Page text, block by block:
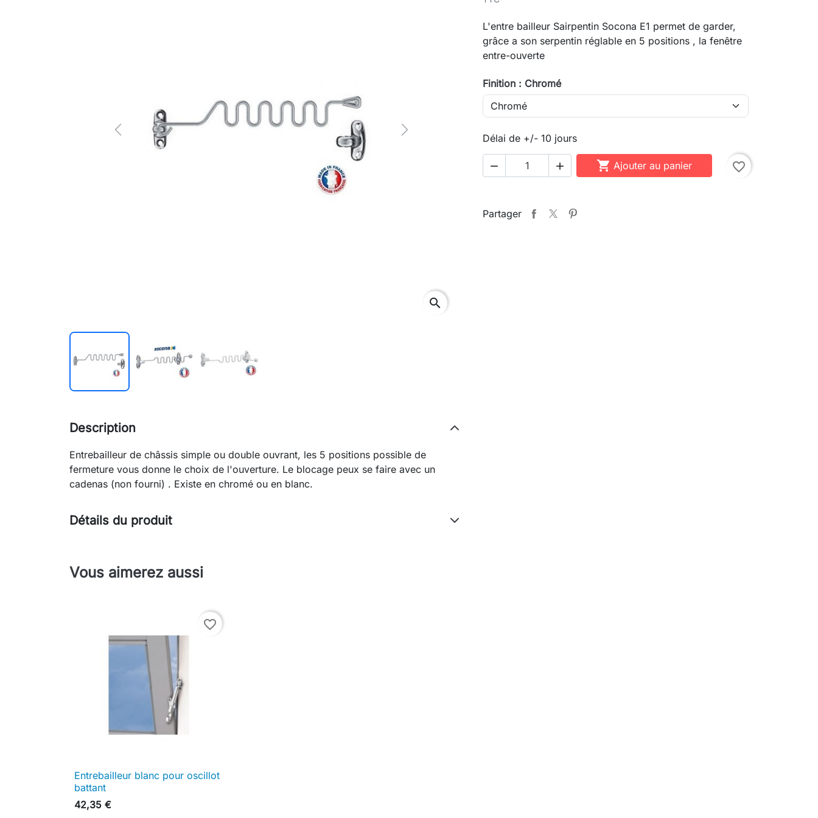
Previous Next
search
L'entre bailleur Sairpentin Socona E1 permet de garder,
grâce a son serpentin réglable en 5 positions , la fenêtre
entre-ouverte
Finition : Chromé
Délai de +/- 10 jours
   Ajouter au panier favorite_border
Partager
Description
Entrebailleur de châssis simple ou double ouvrant, les 5 positions possible de
fermeture vous donne le choix de l'ouverture. Le blocage peux se faire avec un
cadenas (non fourni) . Existe en chromé ou en blanc.
Détails du produit
Vous aimerez aussi
favorite_border
 Aperçu rapide
Entrebailleur blanc pour oscillot
battant
42,35 €